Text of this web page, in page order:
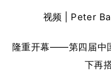
视频 | Peter
隆重开幕——第四届中
下再